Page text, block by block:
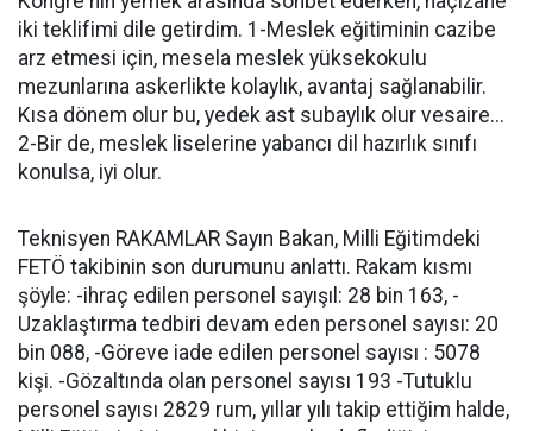
iki teklifimi dile getirdim. 1-Meslek eğitiminin cazibe
arz etmesi için, mesela meslek yüksekokulu
mezunlarına askerlikte kolaylık, avantaj sağlanabilir.
Kısa dönem olur bu, yedek ast subaylık olur vesaire...
2-Bir de, meslek liselerine yabancı dil hazırlık sınıfı
konulsa, iyi olur.
Teknisyen RAKAMLAR Sayın Bakan, Milli Eğitimdeki
FETÖ takibinin son durumunu anlattı. Rakam kısmı
şöyle: -ihraç edilen personel sayışıl: 28 bin 163, -
Uzaklaştırma tedbiri devam eden personel sayısı: 20
bin 088, -Göreve iade edilen personel sayısı : 5078
kişi. -Gözaltında olan personel sayısı 193 -Tutuklu
personel sayısı 2829 rum, yıllar yılı takip ettiğim halde,